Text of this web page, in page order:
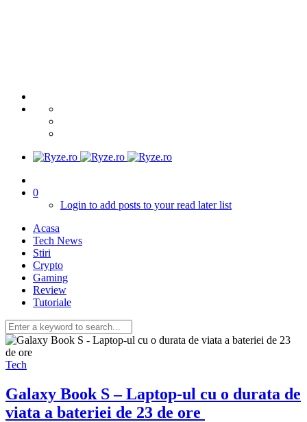
0
Login to add posts to your read later list
Acasa
Tech News
Stiri
Crypto
Gaming
Review
Tutoriale
Tech
Galaxy Book S – Laptop-ul cu o durata de
viata a bateriei de 23 de ore